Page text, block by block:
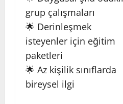
grup çalışmaları
🌟 Derinleşmek
isteyenler için eğitim
paketleri
🌟 Az kişilik sınıflarda
bireysel ilgi